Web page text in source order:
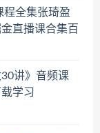
程全集张琦盈
直播课合集百
讲》音频课
学习